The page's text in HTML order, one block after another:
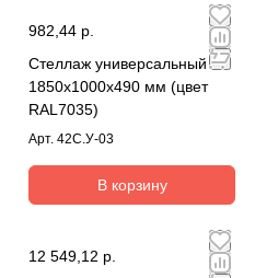
982,44 р.
Стеллаж универсальный
1850x1000x490 мм (цвет
RAL7035)
Арт. 42С.У-03
В корзину
12 549,12 р.